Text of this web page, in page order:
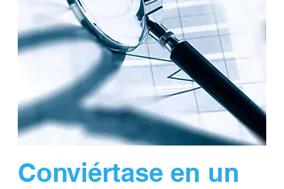
Conviértase en un